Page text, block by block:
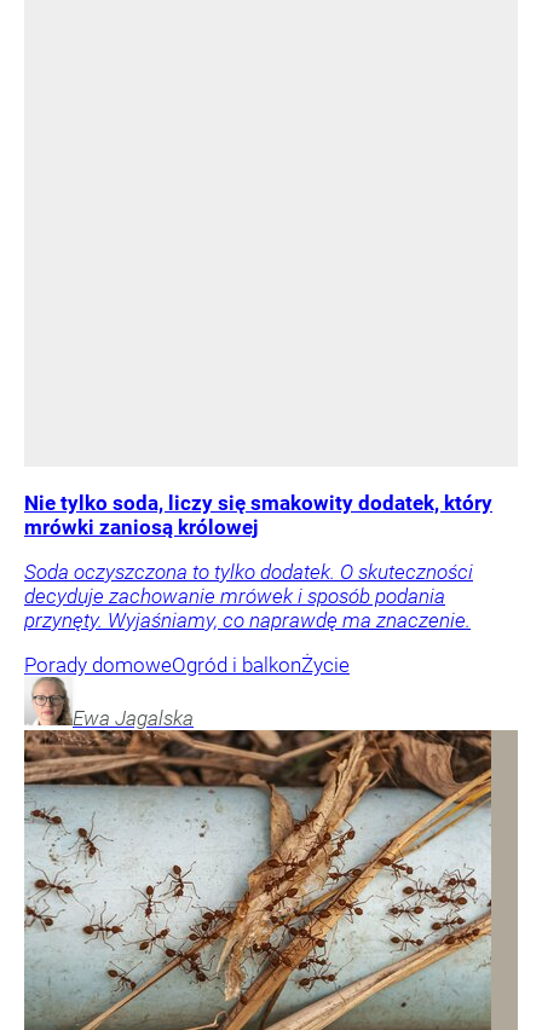
Nie tylko soda, liczy się smakowity dodatek, który
mrówki zaniosą królowej
Soda oczyszczona to tylko dodatek. O skuteczności
decyduje zachowanie mrówek i sposób podania
przynęty. Wyjaśniamy, co naprawdę ma znaczenie.
Porady domoweOgród i balkonŻycie
Ewa Jagalska